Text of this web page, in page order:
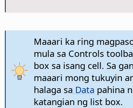
Maaari ka ring
mula sa Controls
box sa isang cell. Sa
maaari mong tukuyin
halaga sa Data pahina
katangian ng list box.